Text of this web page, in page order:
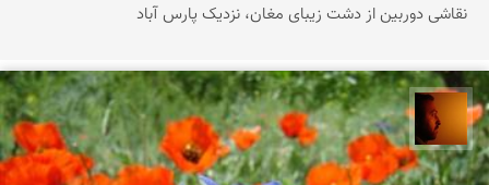
نقاشی دوربین از دشت زیبای مغان، نزدیک پارس آباد
سعید موحدی